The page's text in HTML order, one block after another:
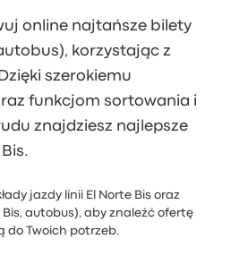
online najtańsze bilety
korzystając z
szerokiemu
funkcjom sortowania i
znajdziesz najlepsze
jazdy linii El Norte Bis oraz
autobus), aby znaleźć ofertę
do Twoich potrzeb.